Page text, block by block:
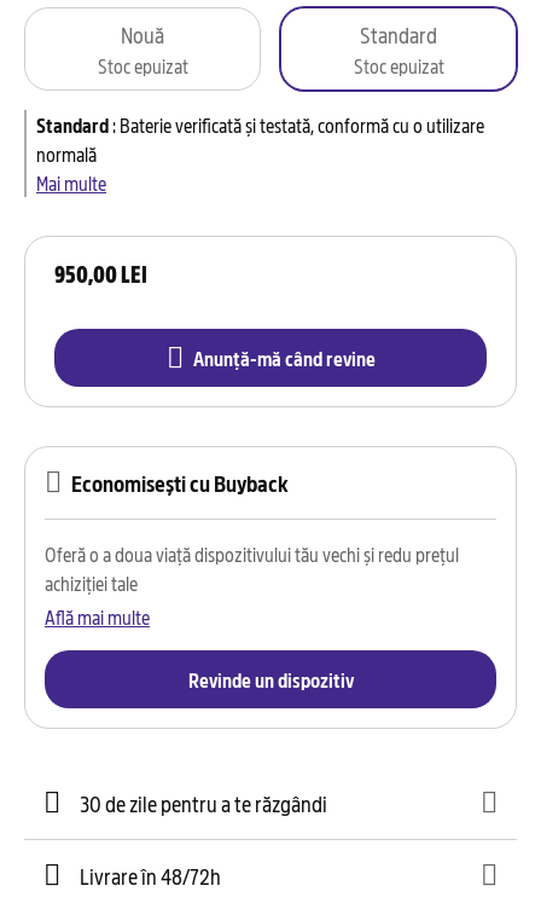
950,00 LEI
Anunță-mă când revine
Nouă
Stoc epuizat
Standard
Stoc epuizat
Standard:Baterie verificată și testată, conformă cu o utilizare
normală
Mai multe
Economisești cu Buyback
Oferă o a doua viață dispozitivului tău vechi și redu prețul
achiziției tale
Află mai multe
Revinde un dispozitiv
30 de zile pentru a te răzgândi
Livrare în 48/72h